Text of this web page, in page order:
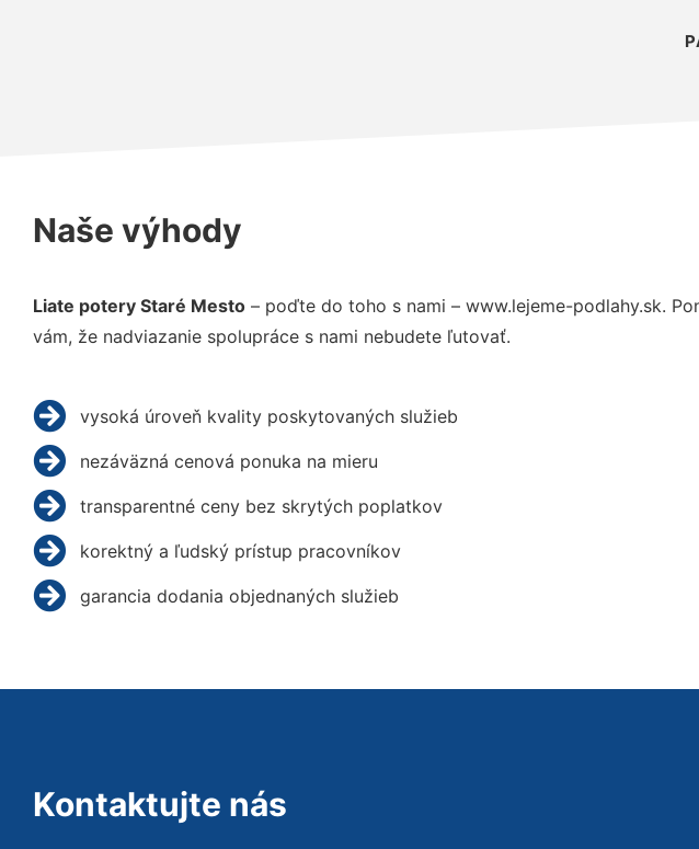
Naše výhody
Liate potery Staré Mesto – poďte do toho s nami – www.lejeme-podlahy.sk.
vám, že nadviazanie spolupráce s nami nebudete ľutovať.
vysoká úroveň kvality poskytovaných služieb
nezáväzná cenová ponuka na mieru
transparentné ceny bez skrytých poplatkov
korektný a ľudský prístup pracovníkov
garancia dodania objednaných služieb
Kontaktujte nás